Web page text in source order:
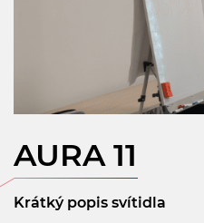
AURA 11
Krátký popis svítidla